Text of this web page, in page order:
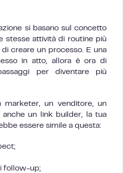
si basano sul concetto
stesse attività di routine più
creare un processo. E una
in atto, allora è ora di
per diventare più
un venditore, un
un link builder, la tua
essere simile a questa:
follow-up;